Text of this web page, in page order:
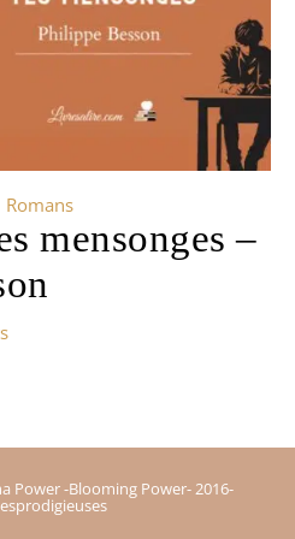
Romans
mensonges –
Power -Blooming Power- 2016-